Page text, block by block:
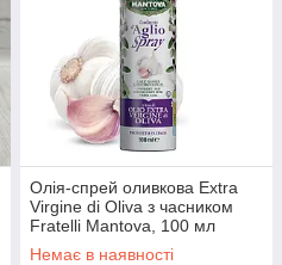
Олія-спрей оливкова Extra
Virgine di Oliva з часником
Fratelli Mantova, 100 мл
Італія
Немає в наявності